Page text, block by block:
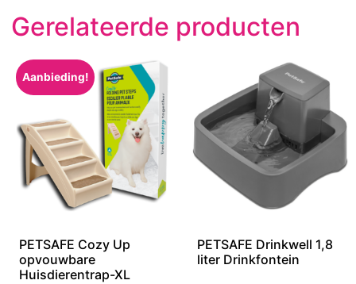
Gerelateerde producten
Aanbieding!
PETSAFE Cozy Up
opvouwbare
Huisdierentrap-XL
PETSAFE Drinkwell 1,8
liter Drinkfontein